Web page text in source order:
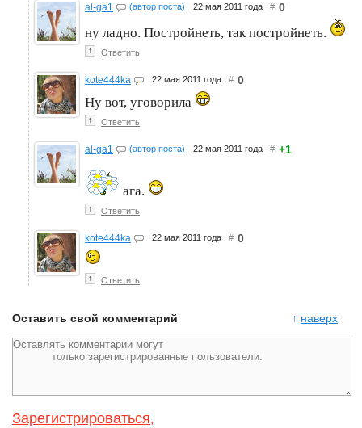
al-ga1 (автор поста) 22 мая 2011 года # 0
ну ладно. Постройнеть, так постройнеть.
↑ Ответить
kote444ka 22 мая 2011 года # 0
Ну вот, уговорила
↑ Ответить
al-ga1 (автор поста) 22 мая 2011 года # +1
ага.
↑ Ответить
kote444ka 22 мая 2011 года # 0
↑ Ответить
↑ наверх
Оставить свой комментарий
Зарегистрироваться,